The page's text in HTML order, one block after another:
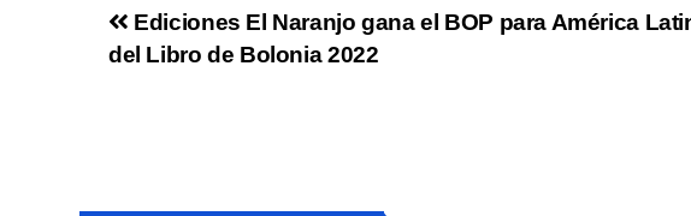
Ediciones El Naranjo gana el BOP para América
del Libro de Bolonia 2022